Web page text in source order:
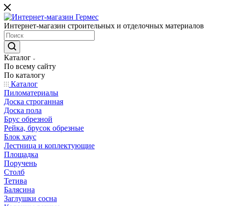
Интернет-магазин строительных и отделочных материалов
Каталог
По всему сайту
По каталогу
Каталог
Пиломатериалы
Доска строганная
Доска пола
Брус обрезной
Рейка, брусок обрезные
Блок хаус
Лестница и коплектующие
Площадка
Поручень
Столб
Тетива
Балясина
Заглушки сосна